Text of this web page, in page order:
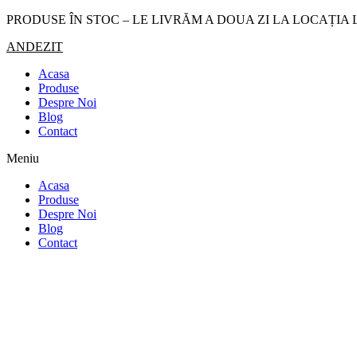
Sari
conținut
PRODUSE ÎN STOC – LE LIVRĂM A DOUA ZI LA LOCAȚIA
ANDEZIT
Acasa
Produse
Despre Noi
Blog
Contact
Meniu
Acasa
Produse
Despre Noi
Blog
Contact